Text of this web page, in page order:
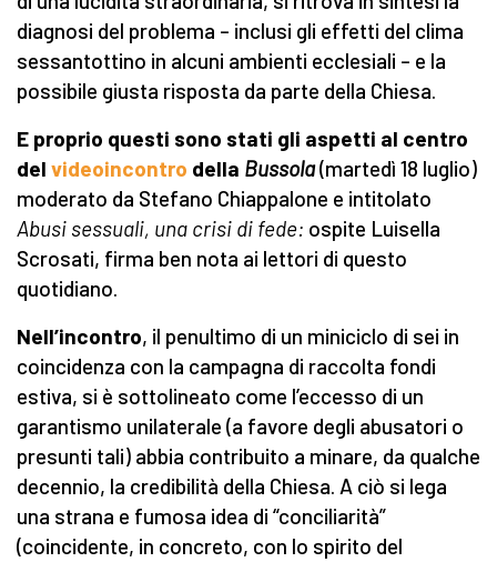
diagnosi del problema – inclusi gli effetti del clima
sessantottino in alcuni ambienti ecclesiali – e la
possibile giusta risposta da parte della Chiesa.
E proprio questi sono stati gli aspetti al centro
del videoincontro della Bussola(martedì 18 luglio)
moderato da Stefano Chiappalone e intitolato
Abusi sessuali, una crisi di fede: ospite Luisella
Scrosati, firma ben nota ai lettori di questo
quotidiano.
Nell’incontro, il penultimo di un miniciclo di sei in
coincidenza con la campagna di raccolta fondi
estiva, si è sottolineato come l’eccesso di un
garantismo unilaterale (a favore degli abusatori o
presunti tali) abbia contribuito a minare, da qualche
decennio, la credibilità della Chiesa. A ciò si lega
una strana e fumosa idea di “conciliarità”
(coincidente, in concreto, con lo spirito del